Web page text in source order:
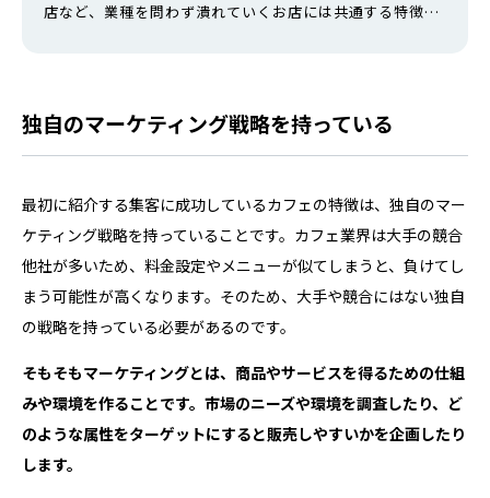
店など、業種を問わず潰れていくお店には共通する特徴が
必ず役立つ内容です。 ー店舗経営に関わる方へー 店舗集
客にはインターネット活用が必須！…
独自のマーケティング戦略を持っている
最初に紹介する集客に成功しているカフェの特徴は、独自のマー
ケティング戦略を持っていることです。カフェ業界は大手の競合
他社が多いため、料金設定やメニューが似てしまうと、負けてし
まう可能性が高くなります。そのため、大手や競合にはない独自
の戦略を持っている必要があるのです。
そもそもマーケティングとは、商品やサービスを得るための仕組
みや環境を作ることです。市場のニーズや環境を調査したり、ど
のような属性をターゲットにすると販売しやすいかを企画したり
します。